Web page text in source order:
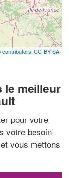
contributors,CC-BY-SA
le meilleur
pour votre
votre besoin
vous mettons